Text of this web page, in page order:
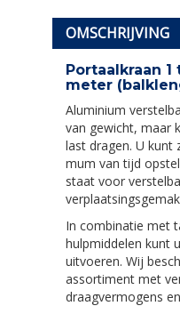
OMSCHRIJVING
Portaalkraan
meter
Aluminium
van gewicht, maar
last dragen. U kunt
mum van tijd
staat voor
In combinatie met
hulpmiddelen kunt
uitvoeren. Wij
assortiment met
draagvermogens